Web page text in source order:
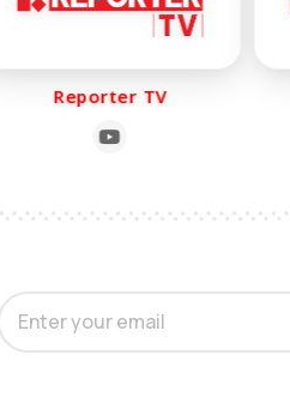
Reporter TV